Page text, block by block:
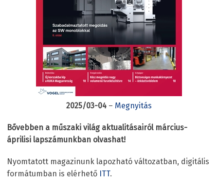
2025/03-04 – Megnyitás
Bővebben a műszaki világ aktualitásairól március-
áprilisi lapszámunkban olvashat!
Nyomtatott magazinunk lapozható változatban, digitális
formátumban is elérhető ITT.